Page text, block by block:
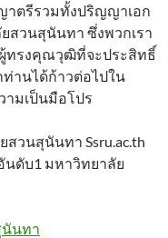
ตรีรวมทั้งปริญญาเอก
สวนสุนันทา ซึ่งพวกเรา
ทรงคุณวุฒิที่จะประสิทธิ์
านได้ก้าวต่อไปใน
ามเป็นมือโปร
สวนสุนันทา Ssru.ac.th
นดับ1 มหาวิทยาลัย
นทา